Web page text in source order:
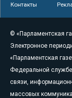
Контакты
© «Парламентская
Электронное
«Парламентская
Федеральной
связи,
массовых